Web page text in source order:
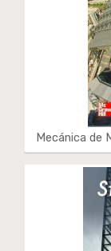
Mecánica de